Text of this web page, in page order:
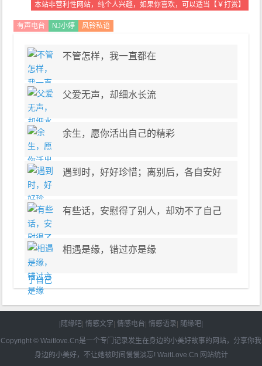
本站非营利性网站，纯个人兴趣，如果你喜欢，可以适当【￥打赏】
有声电台 NJ小婷 风铃私语
不管怎样，我一直都在
父爱无声，却细水长流
余生，愿你活出自己的精彩
遇到时，好好珍惜；离别后，各自安好
有些话，安慰得了别人，却劝不了自己
相遇是缘，错过亦是缘
|随缘吧 情感文字 情感电台 情感语录 随缘吧|
Copyright © Waitlove.Cn是一个专门记录发生在身边的小美好故事的网站，分享你我
身边的小美好，不让她被时间慢慢淡忘! WaitLove.Cn 网站统计